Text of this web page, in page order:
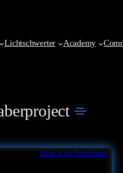
Lichtschwerter Academy
Zurück zur Datenbank